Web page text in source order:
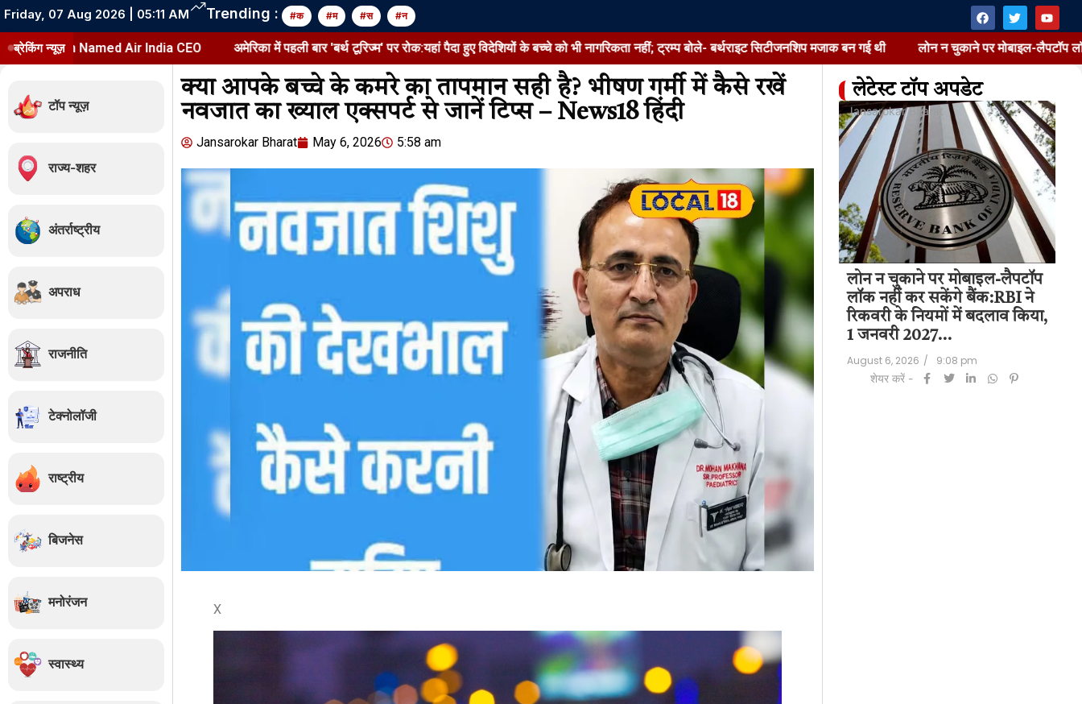
Friday, 07 Aug 2026 | 05:11 AM Trending : #क #म #स #न
ब्रेकिंग न्यूज़
Named Air India CEO अमेरिका में पहली बार 'बर्थ टूरिज्म' पर रोक:यहां पैदा हुए विदेशियों के बच्चे को भी नागरिकता नहीं; ट्रम्प बोले- बर्थराइट सिटीजनशिप मजाक बन गई थी लोन न चुकाने पर मोबाइल-लैपटॉप लॉक नहीं कर
टॉप न्यूज़
राज्य-शहर
अंतर्राष्ट्रीय
अपराध
राजनीति
टेक्नोलॉजी
राष्ट्रीय
बिजनेस
मनोरंजन
स्वास्थ्य
क्या आपके बच्चे के कमरे का तापमान सही है? भीषण गर्मी में कैसे रखें
नवजात का ख्याल एक्सपर्ट से जानें टिप्स – News18 हिंदी
Jansarokar Bharat May 6, 2026 5:58 am
X
लेटेस्ट टॉप अपडेट
Jansarokar Bharat
सरकार का हवाई ईंधन में एथेनॉल
मिलाने का प्लान नहीं:केजरीवाल के
दावे को गलत बताया, मंत्री बोले-
अफवाह फैलाकर यात्रियों…
August 6, 2026
4:03 pm
शेयर करें -
Jansarokar Bharat
अमेरिका में पहली बार 'बर्थ टूरिज्म'
पर रोक:यहां पैदा हुए विदेशियों के
बच्चे को भी नागरिकता नहीं; ट्रम्प
बोले- बर्थराइट…
August 7, 2026 / 4:18 am
शेयर करें -
Jansarokar Bharat
लोन न चुकाने पर मोबाइल-लैपटॉप
लॉक नहीं कर सकेंगे बैंक:RBI ने
रिकवरी के नियमों में बदलाव किया,
1 जनवरी 2027…
August 6, 2026 /
9:08 pm
शेयर करें -